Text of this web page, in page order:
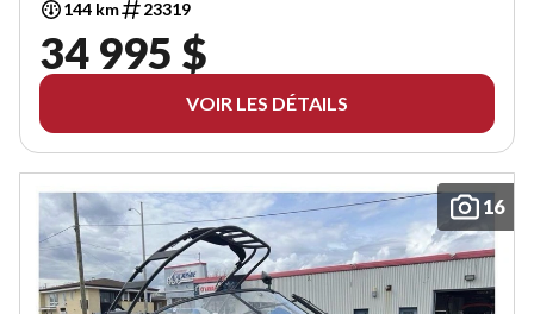
144 km 23319
34 995 $
VOIR LES DÉTAILS
16